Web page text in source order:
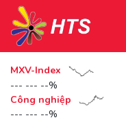
MXV-Index
--- --- --%
Công nghiệp
--- --- --%